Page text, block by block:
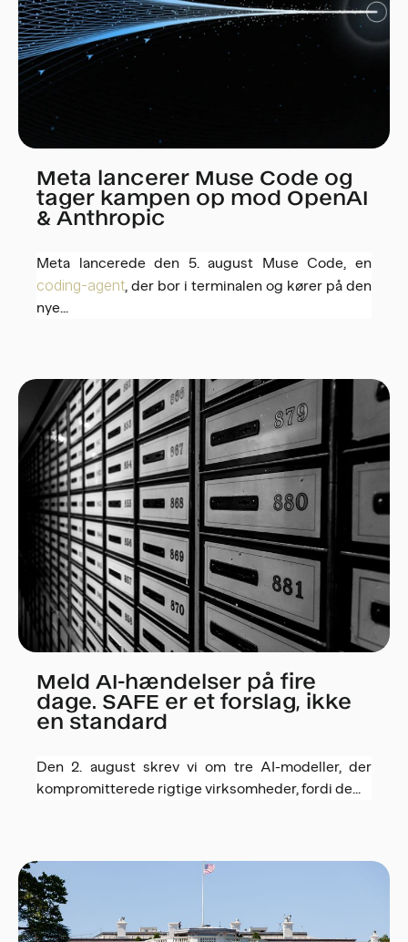
Meta lancerer Muse Code og
tager kampen op mod OpenAI
& Anthropic
Meta lancerede den 5. august Muse Code, en
coding-agent, der bor i terminalen og kører på den
nye...
Meld AI-hændelser på fire
dage. SAFE er et forslag, ikke
en standard
Den 2. august skrev vi om tre AI-modeller, der
kompromitterede rigtige virksomheder, fordi de...